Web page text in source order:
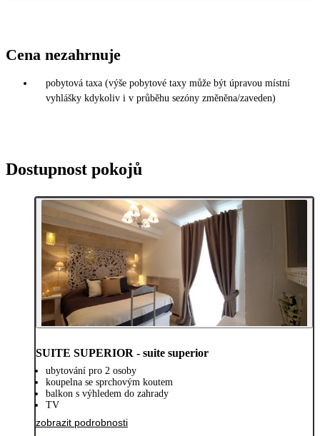
Cena nezahrnuje
pobytová taxa (výše pobytové taxy může být úpravou místní
vyhlášky kdykoliv i v průběhu sezóny změněna/zaveden)
Dostupnost pokojů
SUITE SUPERIOR - suite superior
ubytování pro 2 osoby
koupelna se sprchovým koutem
balkon s výhledem do zahrady
TV
zobrazit podrobnosti